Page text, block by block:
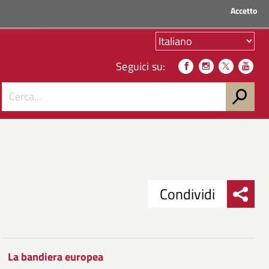
Accetto
Seguici su:
Condividi
La bandiera europea